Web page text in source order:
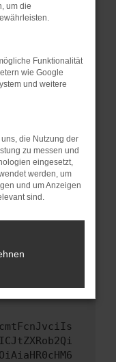
in einem
privaten
Stand
ein
auch dazu
nicht mehr
versucht
Du kannst
bei der
um die
Funktionalität
wie Google
und weitere
die Nutzung der
zu messen und
eingesetzt,
werden, um
und um Anzeigen
sind.